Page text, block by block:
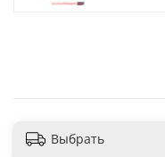
Выбрать